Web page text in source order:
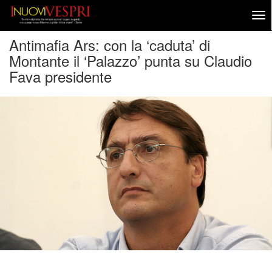
Antimafia Ars: con la ‘caduta’ di
Montante il ‘Palazzo’ punta su Claudio
Fava presidente